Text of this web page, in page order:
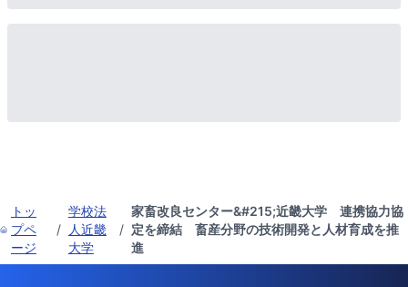
トッ
プペ
ージ
/
学校法
人近畿
大学
/
家畜改良センター&#215;近畿大学 連携協力協
定を締結 畜産分野の技術開発と人材育成を推
進